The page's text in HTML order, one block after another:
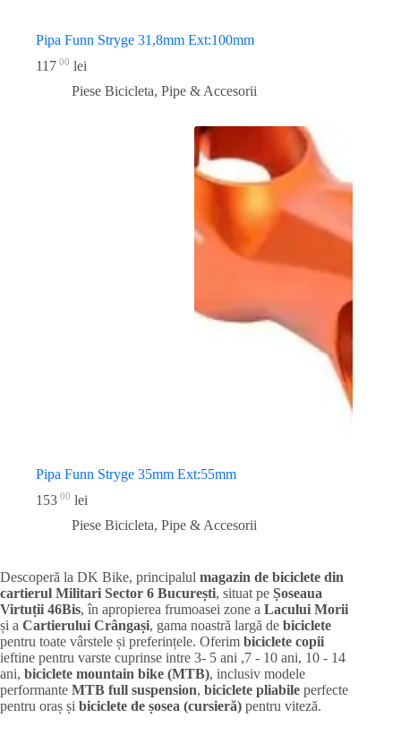
Pipa Funn Stryge 31,8mm Ext:100mm
117 00 lei
Piese Bicicleta, Pipe & Accesorii
Pipa Funn Stryge 35mm Ext:55mm
153 00 lei
Piese Bicicleta, Pipe & Accesorii
Descoperă la DK Bike, principalul magazin de biciclete din
cartierul Militari Sector 6 București, situat pe Șoseaua
Virtuții 46Bis, în apropierea frumoasei zone a Lacului Morii
și a Cartierului Crângași, gama noastră largă de biciclete
pentru toate vârstele și preferințele. Oferim biciclete copii
ieftine pentru varste cuprinse intre 3- 5 ani ,7 - 10 ani, 10 - 14
ani, biciclete mountain bike (MTB), inclusiv modele
performante MTB full suspension, biciclete pliabile perfecte
pentru oraș și biciclete de șosea (cursieră) pentru viteză.